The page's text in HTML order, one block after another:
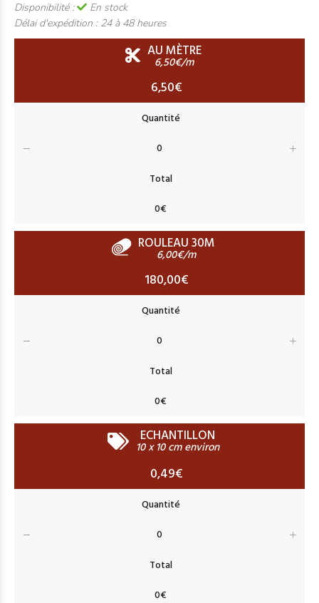
Disponibilité :
En stock
Délai d'expédition : 24 à 48 heures
AU MÈTRE
6,50€/m
6,50€
ROULEAU 30M
6,00€/m
180,00€
ECHANTILLON
10 x 10 cm environ
0,49€